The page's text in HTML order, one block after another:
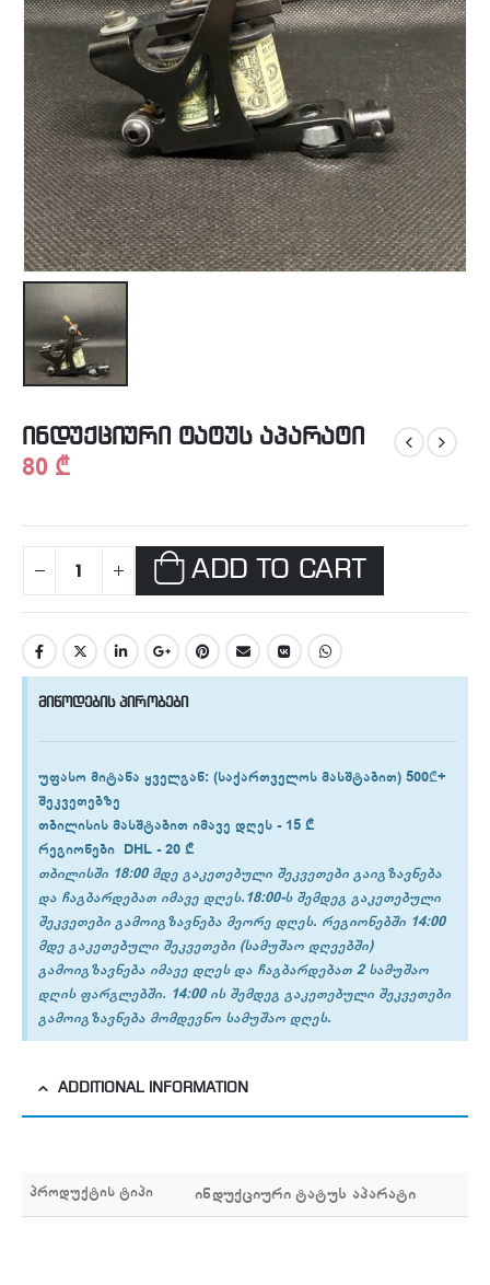
ინდუქციური ტატუს აპარატი
80 ₾
ADD TO CART
მიწოდების პირობები
უფასო მიტანა ყველგან: (საქართველოს მასშტაბით) 500₾+
შეკვეთებზე
თბილისის მასშტაბით იმავე დღეს -15 ₾
რეგიონები DHL -20 ₾
თბილისში 18:00 მდე გაკეთებული შეკვეთები გაიგზავნება
და ჩაგბარდებათ იმავე დღეს.18:00-ს შემდეგ გაკეთებული
შეკვეთები გამოიგზავნება მეორე დღეს. რეგიონებში 14:00
მდე გაკეთებული შეკვეთები (სამუშაო დღეებში)
გამოიგზავნება იმავე დღეს და ჩაგბარდებათ 2 სამუშაო
დღის ფარგლებში. 14:00 ის შემდეგ გაკეთებული შეკვეთები
გამოიგზავნება მომდევნო სამუშაო დღეს.
ADDITIONAL INFORMATION
პროდუქტის ტიპი ინდუქციური ტატუს აპარატი